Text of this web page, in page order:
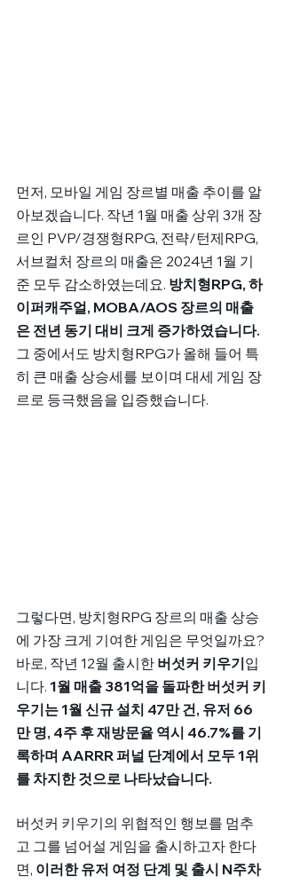
먼저, 모바일 게임 장르별 매출 추이를 알
아보겠습니다. 작년 1월 매출 상위 3개 장
르인 PVP/경쟁형RPG, 전략/턴제RPG,
서브컬처 장르의 매출은 2024년 1월 기
준 모두 감소하였는데요. 방치형RPG, 하
이퍼캐주얼, MOBA/AOS 장르의 매출
은 전년 동기 대비 크게 증가하였습니다.
그 중에서도 방치형RPG가 올해 들어 특
히 큰 매출 상승세를 보이며 대세 게임 장
르로 등극했음을 입증했습니다.
그렇다면, 방치형RPG 장르의 매출 상승
에 가장 크게 기여한 게임은 무엇일까요?
바로, 작년 12월 출시한 버섯커 키우기입
니다. 1월 매출 381억을 돌파한 버섯커 키
우기는 1월 신규 설치 47만 건, 유저 66
만 명, 4주 후 재방문율 역시 46.7%를 기
록하며 AARRR 퍼널 단계에서 모두 1위
를 차지한 것으로 나타났습니다.
버섯커 키우기의 위협적인 행보를 멈추
고 그를 넘어설 게임을 출시하고자 한다
면, 이러한 유저 여정 단계 및 출시 N주차